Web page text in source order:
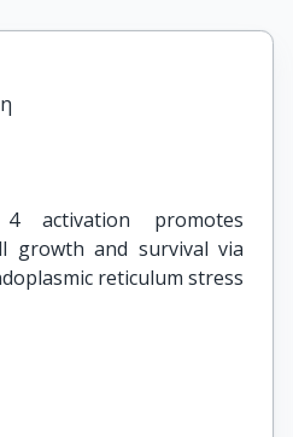
activation promotes
growth and survival via
reticulum stress